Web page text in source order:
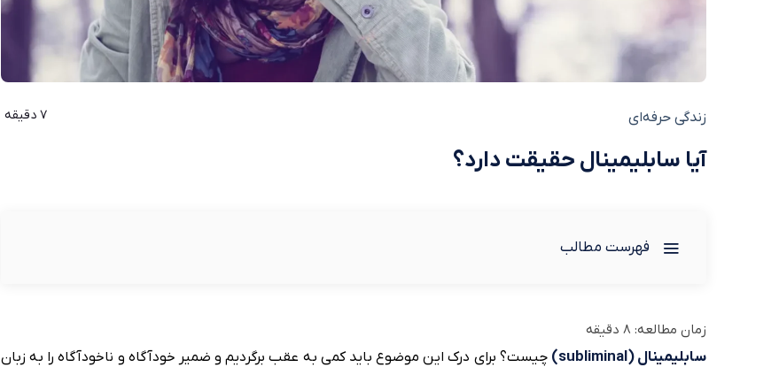
زندگی حرفه‌ای 7 دقیقه
آیا سابلیمینال حقیقت دارد؟
فهرست مطالب
زمان مطالعه: 8 دقیقه
سابلیمینال (subliminal)
چیست؟ برای درک این موضوع باید کمی به عقب برگردیم و ضمیر خودآگاه و ناخودآگاه را به زبان